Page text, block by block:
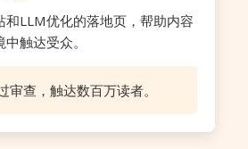
和LLM优化的落地页，帮助内容
触达受众。
审查，触达数百万读者。